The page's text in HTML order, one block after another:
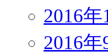
2016年
2016年